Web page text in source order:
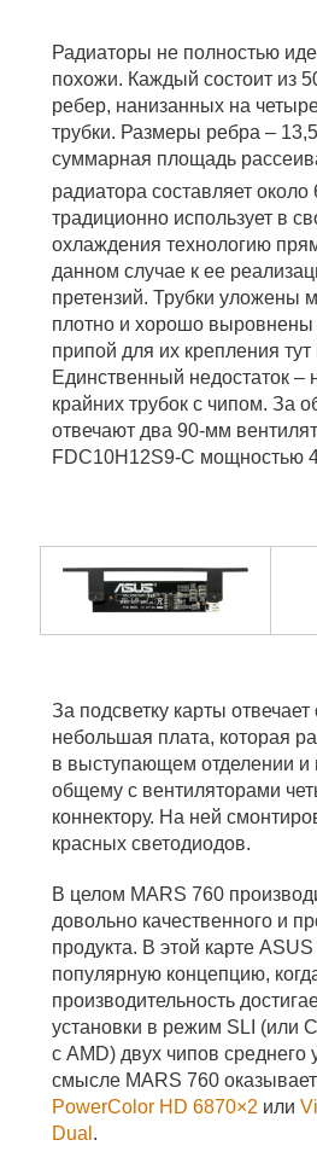
Радиаторы не полностью
похожи. Каждый состоит из
ребер, нанизанных на
трубки. Размеры ребра –
суммарная площадь
радиатора составляет около
традиционно использует в
охлаждения технологию
данном случае к ее
претензий. Трубки уложены
плотно и хорошо выровнены
припой для их крепления
Единственный недостаток –
крайних трубок с чипом. За
отвечают два 90-мм
FDC10H12S9-C мощностью
За подсветку карты отвечает
небольшая плата, которая
в выступающем отделении и
общему с вентиляторами
коннектору. На ней
красных светодиодов.
В целом MARS 760
довольно качественного и
продукта. В этой карте
популярную концепцию,
производительность
установки в режим SLI (или
с AMD) двух чипов среднего
смысле MARS 760
PowerColor HD 6870×2 или
Dual .